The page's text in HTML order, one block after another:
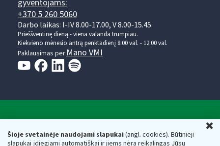
Šioje svetainėje naudojami slapukai(angl. cookies). Būtinieji
slapukai įdiegiami automatiškai ir jiems nėra reikalingas Jūsų
gyventojams:
+370 5 260 5060
Darbo laikas: I-IV 8.00-17.00, V 8.00-15.45.
Prieššventinę dieną - viena valanda trumpiau.
Kiekvieno mėnesio antrą penktadienį 8.00 val. - 12.00 val.
Paklausimas perMano VMI
Valstybinė mokesčių inspekcija prie Lietuvos
Respublikos finansų ministerijos